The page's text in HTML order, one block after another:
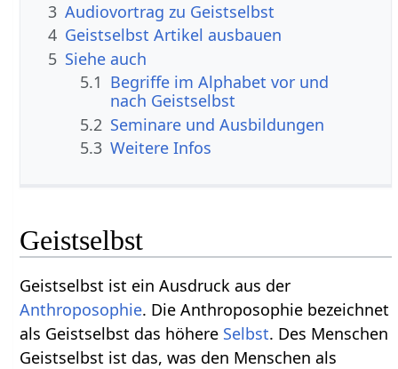
3 Audiovortrag zu Geistselbst
4 Geistselbst Artikel ausbauen
5 Siehe auch
5.1 Begriffe im Alphabet vor und
nach Geistselbst
5.2 Seminare und Ausbildungen
5.3 Weitere Infos
Geistselbst
Geistselbst ist ein Ausdruck aus der
Anthroposophie. Die Anthroposophie bezeichnet
als Geistselbst das höhere Selbst. Des Menschen
Geistselbst ist das, was den Menschen als